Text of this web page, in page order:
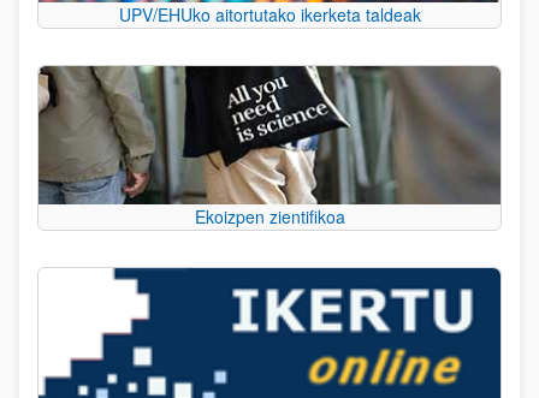
UPV/EHUko aitortutako ikerketa taldeak
Ekoizpen zientifikoa